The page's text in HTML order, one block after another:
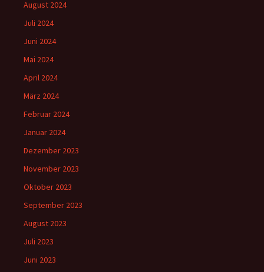
August 2024
Juli 2024
Juni 2024
Mai 2024
April 2024
März 2024
Februar 2024
Januar 2024
Dezember 2023
November 2023
Oktober 2023
September 2023
August 2023
Juli 2023
Juni 2023